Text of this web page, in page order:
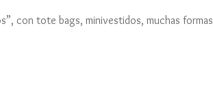
con tote bags, minivestidos, muchas formas